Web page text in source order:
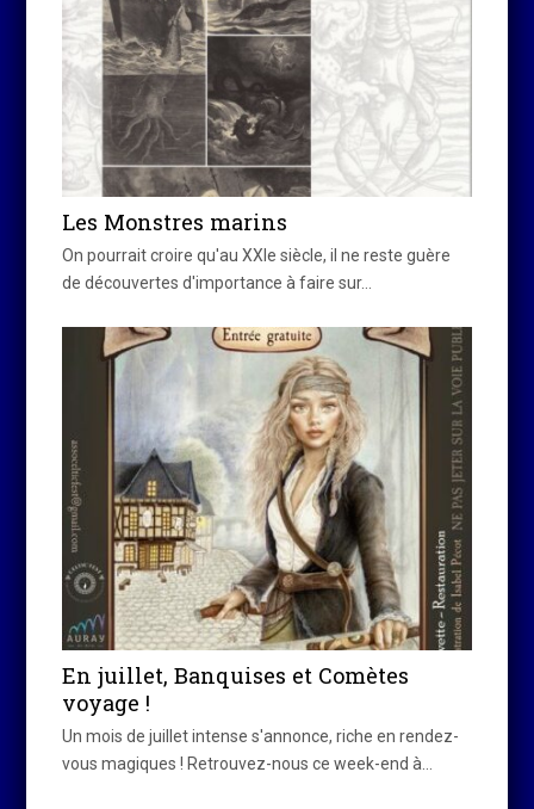
Les Monstres marins
On pourrait croire qu'au XXIe siècle, il ne reste guère
de découvertes d'importance à faire sur…
En juillet, Banquises et Comètes
voyage !
Un mois de juillet intense s'annonce, riche en rendez-
vous magiques ! Retrouvez-nous ce week-end à…